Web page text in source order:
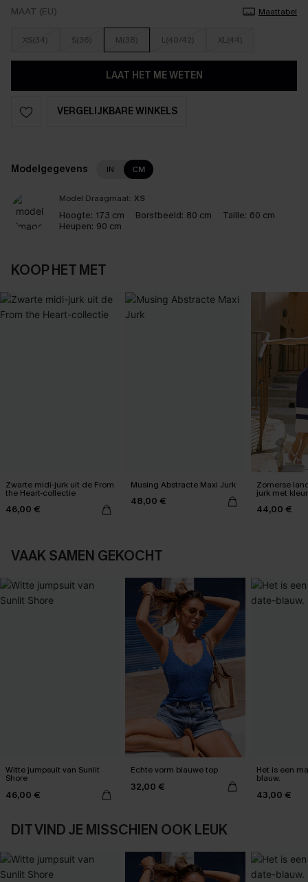
MAAT (EU) Maattabel
XS(34) S(36) M(38) L(40/42) XL(44)
LAAT HET ME WETEN
VERGELIJKBARE WINKELS
Modelgegevens IN CM
Model Draagmaat: XS
Hoogte: 173 cm Borstbeeld: 80 cm Taille: 60 cm
Heupen: 90 cm
KOOP HET MET
Zwarte midi-jurk uit de From
the Heart-collectie
46,00 €
Musing Abstracte Maxi Jurk
48,00 €
Zomerse
jurk met
44,00 €
VAAK SAMEN GEKOCHT
Witte jumpsuit van Sunlit
Shore
46,00 €
Echte vorm blauwe top
32,00 €
Het is een
blauw.
43,00 €
DIT VIND JE MISSCHIEN OOK LEUK